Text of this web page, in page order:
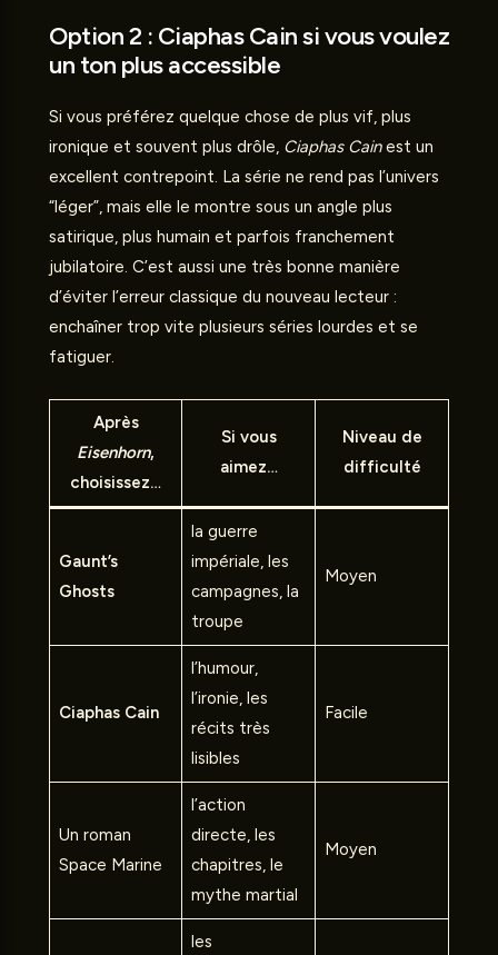
Option 2 : Ciaphas Cain si vous voulez
un ton plus accessible
Si vous préférez quelque chose de plus vif, plus
ironique et souvent plus drôle, Ciaphas Cainest un
excellent contrepoint. La série ne rend pas l’univers
“léger”, mais elle le montre sous un angle plus
satirique, plus humain et parfois franchement
jubilatoire. C’est aussi une très bonne manière
d’éviter l’erreur classique du nouveau lecteur :
enchaîner trop vite plusieurs séries lourdes et se
fatiguer.
Après
Eisenhorn,
choisissez…
Si vous
aimez…
Niveau de
difficulté
Gaunt’s
Ghosts
la guerre
impériale, les
campagnes, la
troupe
Moyen
Ciaphas Cain
l’humour,
l’ironie, les
récits très
lisibles
Facile
Un roman
Space Marine
l’action
directe, les
chapitres, le
mythe martial
Moyen
les